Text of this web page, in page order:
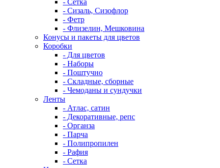
- Сетка
- Сизаль, Сизофлор
- Фетр
- Флизелин, Мешковина
Конусы и пакеты для цветов
Коробки
- Для цветов
- Наборы
- Поштучно
- Складные, сборные
- Чемоданы и сундучки
Ленты
- Атлас, сатин
- Декоративные, репс
- Органза
- Парча
- Полипропилен
- Рафия
- Сетка